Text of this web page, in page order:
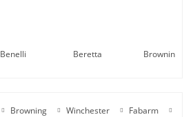
Benelli Beretta Browning
Browning Winchester Fabarm